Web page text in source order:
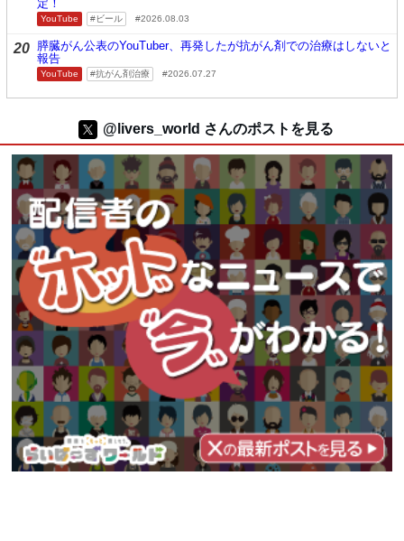
定！
YouTube ビール 2026.08.03
20 膵臓がん公表のYouTuber、再発したが抗がん剤での治療はしないと
報告
YouTube 抗がん剤治療 2026.07.27
@livers_world さんのポストを見る